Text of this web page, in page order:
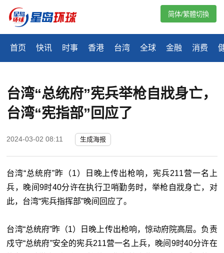
首页 快讯 时事 香港 台湾 全球 金融 消费
简体/繁體切換
台湾“总统府”宪兵举枪自戕身亡，
台湾“宪指部”回应了
2024-03-02 08:11 生成海报
台湾“总统府”昨（1）日晚上传出枪响，宪兵211营一名上
兵，晚间9时40分许在执行卫哨勤务时，举枪自戕身亡，对
此，台湾“宪兵指挥部”晚间回应了。
台湾“总统府”昨 （1）日晚上传出枪响，惊动府院高层。负责
戍守“总统府”安全的宪兵211营一名上兵，晚间9时40分许在